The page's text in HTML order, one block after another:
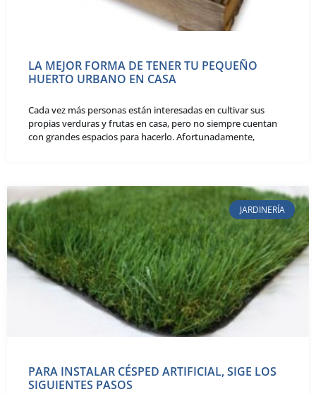
LA MEJOR FORMA DE TENER TU PEQUEÑO
HUERTO URBANO EN CASA
Cada vez más personas están interesadas en cultivar sus
propias verduras y frutas en casa, pero no siempre cuentan
con grandes espacios para hacerlo. Afortunadamente,
JARDINERÍA
PARA INSTALAR CÉSPED ARTIFICIAL, SIGE LOS
SIGUIENTES PASOS